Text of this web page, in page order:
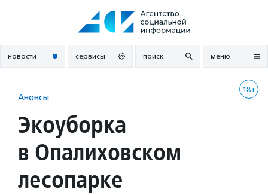
новости сервисы поиск меню
18+
Анонсы
Экоуборка
в Опалиховском
лесопарке